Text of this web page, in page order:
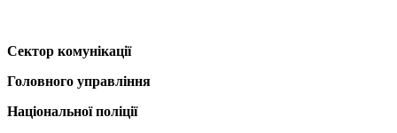
Сектор комунікації
Головного управління
Національної поліції